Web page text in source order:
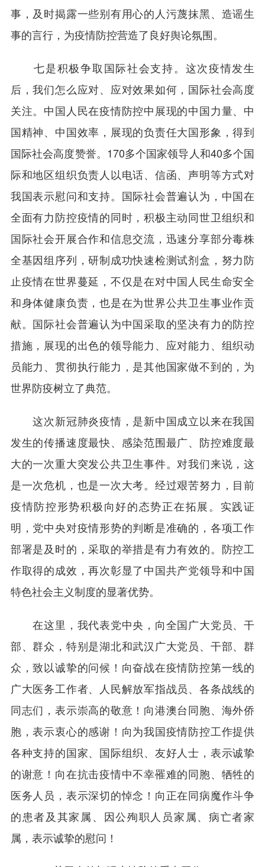
事，及时揭露一些别有用心的人污蔑抹黑、造谣生
事的言行，为疫情防控营造了良好舆论氛围。
七是积极争取国际社会支持。这次疫情发生
后，我们怎么应对、应对效果如何，国际社会高度
关注。中国人民在疫情防控中展现的中国力量、中
国精神、中国效率，展现的负责任大国形象，得到
国际社会高度赞誉。170多个国家领导人和40多个国
际和地区组织负责人以电话、信函、声明等方式对
我国表示慰问和支持。国际社会普遍认为，中国在
全面有力防控疫情的同时，积极主动同世卫组织和
国际社会开展合作和信息交流，迅速分享部分毒株
全基因组序列，研制成功快速检测试剂盒，努力防
止疫情在世界蔓延，不仅是在对中国人民生命安全
和身体健康负责，也是在为世界公共卫生事业作贡
献。国际社会普遍认为中国采取的坚决有力的防控
措施，展现的出色的领导能力、应对能力、组织动
员能力、贯彻执行能力，是其他国家做不到的，为
世界防疫树立了典范。
这次新冠肺炎疫情，是新中国成立以来在我国
发生的传播速度最快、感染范围最广、防控难度最
大的一次重大突发公共卫生事件。对我们来说，这
是一次危机，也是一次大考。经过艰苦努力，目前
疫情防控形势积极向好的态势正在拓展。实践证
明，党中央对疫情形势的判断是准确的，各项工作
部署是及时的，采取的举措是有力有效的。防控工
作取得的成效，再次彰显了中国共产党领导和中国
特色社会主义制度的显著优势。
在这里，我代表党中央，向全国广大党员、干
部、群众，特别是湖北和武汉广大党员、干部、群
众，致以诚挚的问候！向奋战在疫情防控第一线的
广大医务工作者、人民解放军指战员、各条战线的
同志们，表示崇高的敬意！向港澳台同胞、海外侨
胞，表示衷心的感谢！向为我国疫情防控工作提供
各种支持的国家、国际组织、友好人士，表示诚挚
的谢意！向在抗击疫情中不幸罹难的同胞、牺牲的
医务人员，表示深切的悼念！向正在同病魔作斗争
的患者及其家属、因公殉职人员家属、病亡者家
属，表示诚挚的慰问！